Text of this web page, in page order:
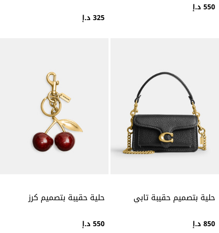
550 د.إ
325 د.إ
حلية بتصميم حقيبة تابي
850 د.إ
حلية حقيبة بتصميم كرز
550 د.إ